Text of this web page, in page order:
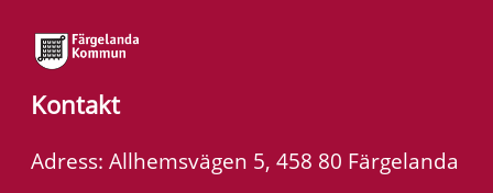
Kontakt
Adress: Allhemsvägen 5, 458 80 Färgelanda